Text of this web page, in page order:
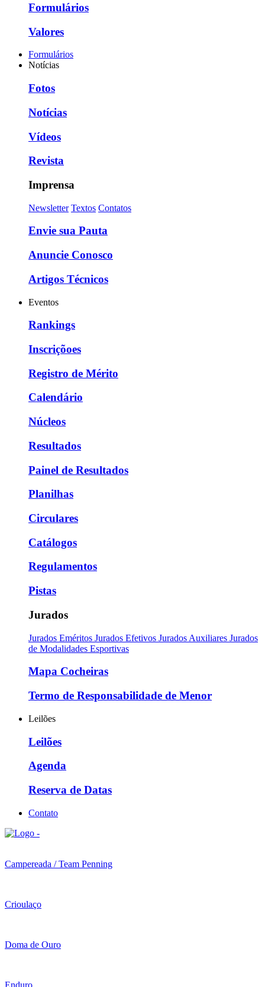
Formulários
Valores
Formulários
Notícias
Fotos
Notícias
Vídeos
Revista
Imprensa
Newsletter Textos Contatos
Envie sua Pauta
Anuncie Conosco
Artigos Técnicos
Eventos
Rankings
Inscriçõoes
Registro de Mérito
Calendário
Núcleos
Resultados
Painel de Resultados
Planilhas
Circulares
Catálogos
Regulamentos
Pistas
Jurados
Jurados Eméritos Jurados Efetivos Jurados Auxiliares Jurados
de Modalidades Esportivas
Mapa Cocheiras
Termo de Responsabilidade de Menor
Leilões
Leilões
Agenda
Reserva de Datas
Contato
Campereada / Team Penning
Crioulaço
Doma de Ouro
Enduro